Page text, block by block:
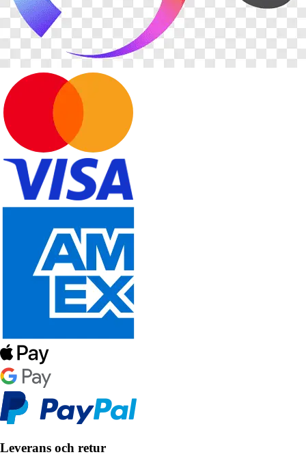
Leverans och retur